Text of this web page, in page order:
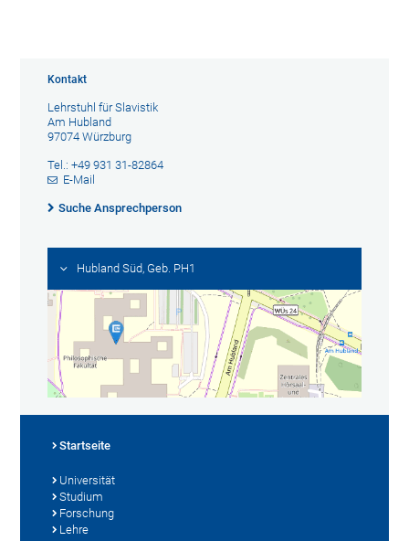
Kontakt
Lehrstuhl für Slavistik
Am Hubland
97074 Würzburg
Tel.: +49 931 31-82864
E-Mail
Suche Ansprechperson
Hubland Süd, Geb. PH1
Startseite
Universität
Studium
Forschung
Lehre